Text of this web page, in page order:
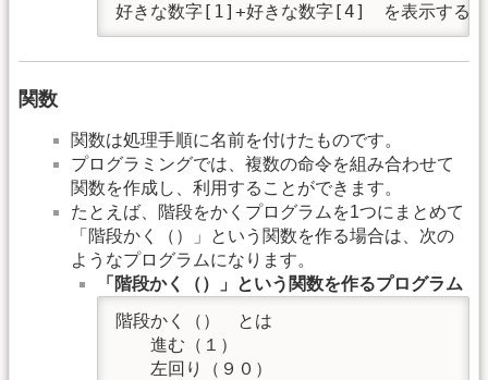
好きな数字[1]+好きな数字[4]　を表示する
関数
関数は処理手順に名前を付けたものです。
プログラミングでは、複数の命令を組み合わせて
関数を作成し、利用することができます。
たとえば、階段をかくプログラムを1つにまとめて
「階段かく（）」という関数を作る場合は、次の
ようなプログラムになります。
「階段かく（）」という関数を作るプログラム
階段かく（）　とは
進む（１）
左回り（９０）